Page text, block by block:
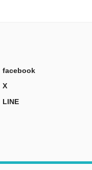
春秋社
facebook
X
LINE